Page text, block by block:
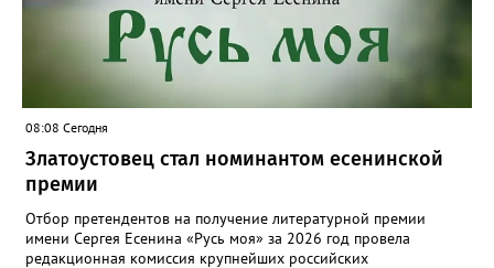
08:08 Сегодня
Златоустовец стал номинантом есенинской
премии
Отбор претендентов на получение литературной премии
имени Сергея Есенина «Русь моя» за 2026 год провела
редакционная комиссия крупнейших российских